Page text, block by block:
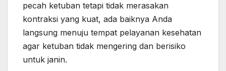
pecah ketuban tetapi tidak merasakan
kontraksi yang kuat, ada baiknya Anda
langsung menuju tempat pelayanan kesehatan
agar ketuban tidak mengering dan berisiko
untuk janin.